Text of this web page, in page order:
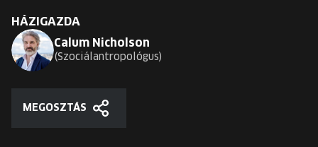
HÁZIGAZDA
Calum Nicholson
Szociálantropológus
MEGOSZTÁS